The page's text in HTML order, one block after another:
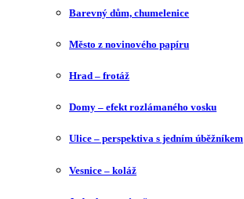
Barevný dům, chumelenice
Město z novinového papíru
Hrad – frotáž
Domy – efekt rozlámaného vosku
Ulice – perspektiva s jedním úběžníkem
Vesnice – koláž